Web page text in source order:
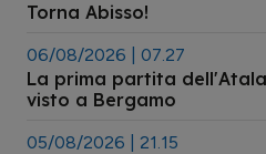
Torna Abisso!
06/08/2026 | 07.27
La prima partita
visto a Bergamo
05/08/2026 | 21.15